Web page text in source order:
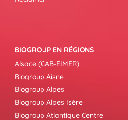
BIOGROUP EN RÉGIONS
Alsace (CAB-EIMER)
Biogroup Aisne
Biogroup Alpes
Biogroup Alpes Isère
Biogroup Atlantique Centre